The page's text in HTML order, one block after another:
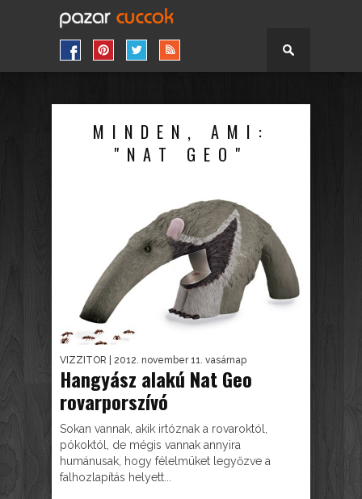
MINDEN, AMI:
"NAT GEO"
VIZZITOR | 2012. november 11. vasárnap
Hangyász alakú Nat Geo
rovarporszívó
Sokan vannak, akik irtóznak a rovaroktól,
pókoktól, de mégis vannak annyira
humánusak, hogy félelmüket legyőzve a
falhozlapítás helyett...